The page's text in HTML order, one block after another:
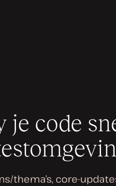
je code
thema’s, core-